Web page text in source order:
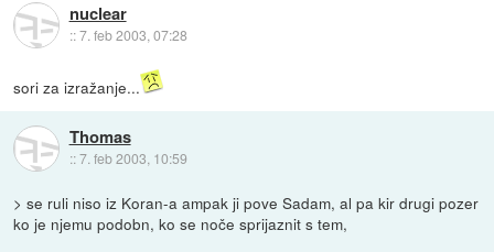
nuclear
::7. feb 2003, 07:28
sori za izražanje...
Thomas
::7. feb 2003, 10:59
> se ruli niso iz Koran-a ampak ji pove Sadam, al pa kir drugi pozer
ko je njemu podobn, ko se noče sprijaznit s tem,